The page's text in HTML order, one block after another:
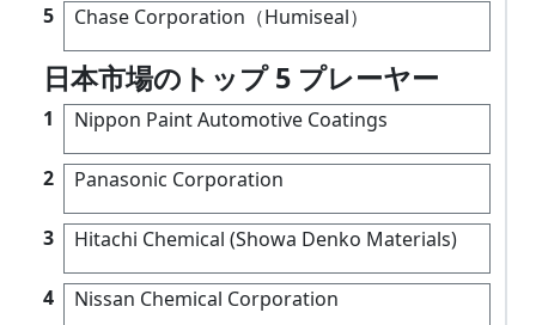
5 Chase Corporation（Humiseal）
日本市場のトップ 5 プレーヤー
1 Nippon Paint Automotive Coatings
2 Panasonic Corporation
3 Hitachi Chemical (Showa Denko Materials)
4 Nissan Chemical Corporation